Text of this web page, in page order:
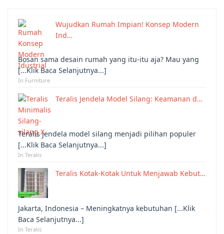
Wujudkan Rumah Impian! Konsep Modern
Ind…
Bosan sama desain rumah yang itu-itu aja? Mau yang
[...Klik Baca Selanjutnya...]
In Furniture
Teralis Jendela Model Silang: Keamanan d…
Teralis jendela model silang menjadi pilihan populer
[...Klik Baca Selanjutnya...]
In Teralis
Teralis Kotak-Kotak Untuk Menjawab Kebut…
Jakarta, Indonesia – Meningkatnya kebutuhan [...Klik
Baca Selanjutnya...]
In Teralis